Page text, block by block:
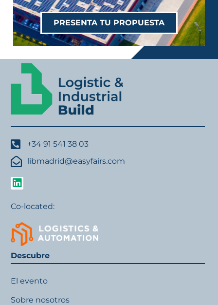
PRESENTA TU PROPUESTA
+34 91 541 38 03
libmadrid@easyfairs.com
Co-located:
Descubre
El evento
Sobre nosotros